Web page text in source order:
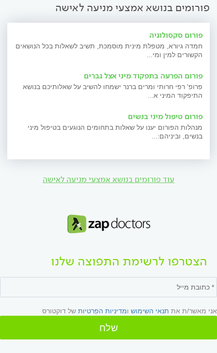
פורומים בנושא אמצעי מניעה לאישה
פורום סקסולוגיה
חמדה גיורא, מטפלת מינית מוסמכת, תשיב לשאלות בכל הנושאים
הקשורים למין ומי...
פורום הפרעה בתפקוד מיני אצל גברים
פרופ' רפי חרותי ומרים ברנר ישמחו להשיב על שאלותיכם בנושא
התיפקוד המיני א...
פורום טיפול מיני בנשים
מנהלות הפורום יענו על שאלות בתחומים הנוגעים בטיפול מיני
בנשים, וביניהם:...
עוד פורומים בנושא אמצעי מניעה לאישה
הצטרפו לרשימת התפוצה שלנו
אני מאשר/ת את תנאי השימוש ומדיניות הפרטיות של דוקטורס
שלח